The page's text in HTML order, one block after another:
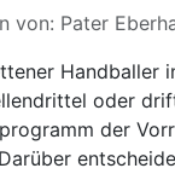
von: Pater
Handballer
oder
der